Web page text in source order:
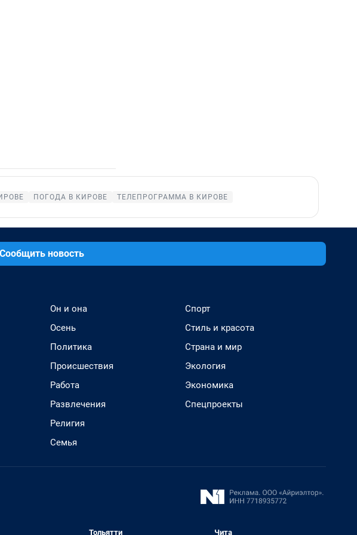
ПОГОДА В КИРОВЕ ТЕЛЕПРОГРАММА В КИРОВЕ
Сообщить новость
Он и она
Осень
Политика
Происшествия
Работа
Развлечения
Религия
Семья
Спорт
Стиль и красота
Страна и мир
Экология
Экономика
Спецпроекты
Тольятти Чита